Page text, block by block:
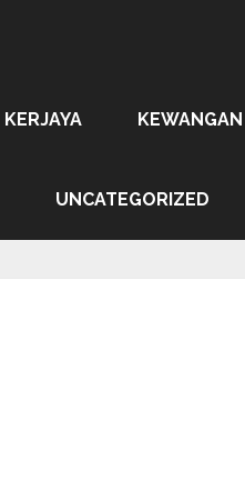
KERJAYA KEWANGAN
UNCATEGORIZED